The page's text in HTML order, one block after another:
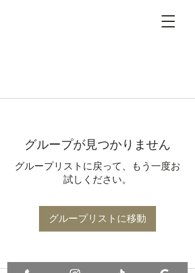
グループが見つかりません
グループリストに戻って、もう一度お
試しください。
グループリストに移動